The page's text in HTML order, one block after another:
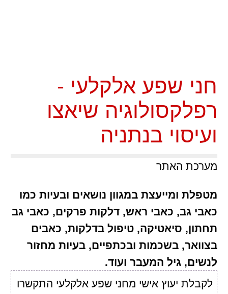
חני שפע אלקלעי -
רפלקסולוגיה שיאצו
ועיסוי בנתניה
מערכת האתר
מטפלת ומייעצת במגוון נושאים ובעיות כמו
כאבי גב, כאבי ראש, דלקות פרקים, כאבי גב
תחתון, סיאטיקה, טיפול בדלקות, כאבים
בצוואר, בשכמות ובכתפיים, בעיות מחזור
לנשים, גיל המעבר ועוד.
לקבלת יעוץ אישי מחני שפע אלקלעי התקשרו